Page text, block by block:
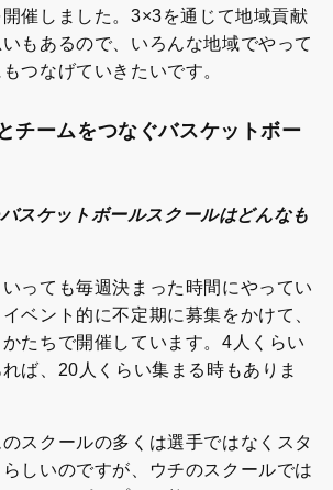
催しました。3×3を通じて地域貢献
もあるので、いろんな地域でやって
つなげていきたいです。
チームをつなぐバスケットボー
スケットボールスクールはどんなも
いっても毎週決まった時間にやってい
ベント的に不定期に募集をかけて、
たちで開催しています。4人くらい
ば、20人くらい集まる時もありま
のスクールの多くは選手ではなくスタ
しいのですが、ウチのスクールでは